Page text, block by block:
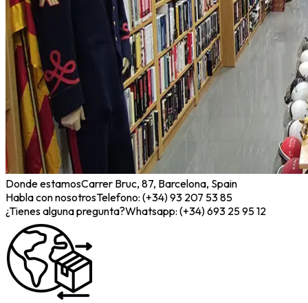
Donde estamosCarrer Bruc, 87, Barcelona, Spain
Habla con nosotrosTelefono: (+34) 93 207 53 85
¿Tienes alguna pregunta?Whatsapp: (+34) 693 25 95 12